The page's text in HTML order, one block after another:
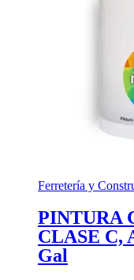
Ferretería y
PINTURA
CLASE C,
Gal